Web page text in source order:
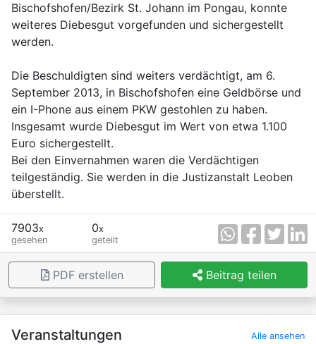
Bischofshofen/Bezirk St. Johann im Pongau, konnte
weiteres Diebesgut vorgefunden und sichergestellt
werden.
Die Beschuldigten sind weiters verdächtigt, am 6.
September 2013, in Bischofshofen eine Geldbörse und
ein I-Phone aus einem PKW gestohlen zu haben.
Insgesamt wurde Diebesgut im Wert von etwa 1.100
Euro sichergestellt.
Bei den Einvernahmen waren die Verdächtigen
teilgeständig. Sie werden in die Justizanstalt Leoben
überstellt.
7903x
gesehen
0x
geteilt
PDF erstellen Beitrag teilen
×
Veranstaltungen Alle ansehen